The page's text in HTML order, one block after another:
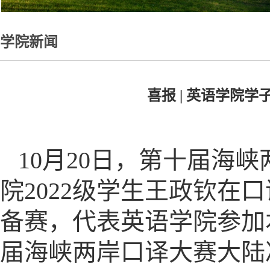
学院新闻
喜报 | 英语学院学
10月20日，第十届海
院2022级学生王政钦在
备赛，代表英语学院参
届海峡两岸口译大赛大